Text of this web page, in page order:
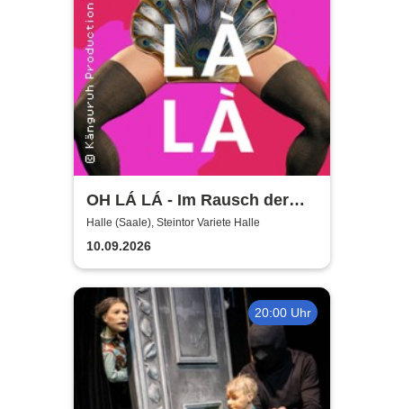
OH LÁ LÁ - Im Rausch der
Vielfalt: Die queere Gala
Halle (Saale), Steintor Variete Halle
10.09.2026
20:00 Uhr